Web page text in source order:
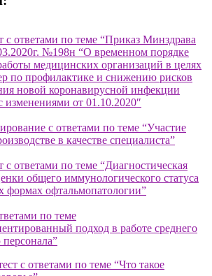
с ответами по теме “Приказ Минздрава
№198н “О временном порядке
медицинских организаций в целях
по профилактике и снижению рисков
новой коронавирусной инфекции
изменениями от 01.10.2020″
с ответами по теме “Участие
в качестве специалиста”
с ответами по теме “Диагностическая
общего иммунологического статуса
формах офтальмопатологии”
по теме
подход в работе среднего
с ответами по теме “Что такое